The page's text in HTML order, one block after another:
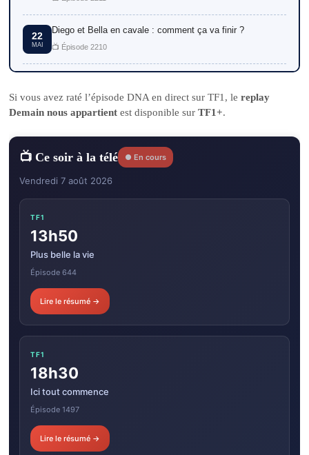
22
MAI
Diego et Bella en cavale : comment ça va finir ?
📺 Épisode 2210
Si vous avez raté l’épisode DNA en direct sur TF1, lereplay
Demain nous appartient est disponible surTF1+.
📺 Ce soir à la télé ● En cours
Vendredi 7 août 2026
TF1
13h50
Plus belle la vie
Épisode 644
Lire le résumé →
TF1
18h30
Ici tout commence
Épisode 1497
Lire le résumé →